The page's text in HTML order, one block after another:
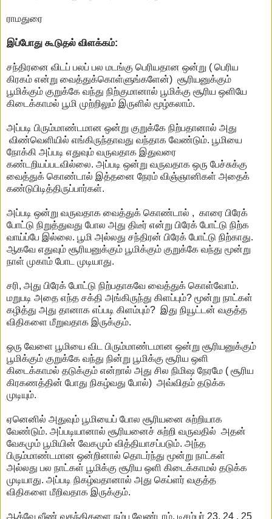
ராமதுரை
இப்போது கூடுதல் விளக்கம்:
சந்திரனை விடப் பலப் பல மடங்கு பெரியதான ஒன்று ( பெரிய
கிரகம் என்று வைத்துக்கொள்ளுங்களேன்) சூரியனுக்கும்
பூமிக்கும் குறுக்கே வந்து நிற்குமானால் பூமிக்கு சூரிய ஒளியே
கிடைக்காமல் பூமி முற்றிலும் இருளில் மூழ்கலாம்.
அப்படி பிரும்மாண்டமான ஒன்று குறுக்கே நிற்பதானால் அது
விண்வெளியில் எங்கிருந்தாவது வந்தாக வேண்டும். பூமியை
நோக்கி அப்படி எதுவும் வருவதாக இதுவரை
கண்டறியப்படவில்லை. அப்படி ஒன்று வருவதாக ஒரு பேச்சுக்கு
வைத்துக் கொண்டால் இத்தனை நேரம் விஞ்ஞானிகள் அதைக்
கண்டுபிடித்திருப்பார்கள்.
அப்படி ஒன்று வருவதாக வைத்துக் கொண்டால் , காரை பிரேக்
போட்டு நிறுத்துவது போல அது திடீர் என்று பிரேக் போட்டு நிற்க
வாய்ப்பே இல்லை. பூமி அல்லது சந்திரன் பிரேக் போட்டு நிற்காது.
ஆகவே எதுவும் சூரியனுக்கும் பூமிக்கும் குறுக்கே வந்து மூன்று
நாள் முகாம் போட முடியாது.
சரி, அது பிரேக் போட்டு நிற்பதாகவே வைத்துக் கொள்வோம்.
மறுபடி அதை எந்த சக்தி அங்கிருந்து கிளப்பும்? மூன்று நாட்கள்
கழித்து அது தானாக எப்படி கிளம்பும்? இது நியூட்டன் வகுத்த
விதிகளை மீறுவதாக இருக்கும்.
ஒரு வேளை பூமியை விட பிரும்மாண்டமான ஒன்று சூரியனுக்கும்
பூமிக்கும் குறுக்கே வந்து நின்று பூமிக்கு சூரிய ஒளி
கிடைக்காமல் தடுக்கும் என்றால் அது சில நிமிஷ நேரமே ( சூரிய
கிரகணத்தின் போது நிகழ்வது போல்) அவ்விதம் தடுக்க
முடியும்.
ஏனெனில் அதுவும் பூமியைப் போல சூரியனை சுற்றியாக
வேண்டும். அப்படியானால் சூரியனைச் சுற்றி வருவதில் அதன்
வேகமும் பூமியின் வேகமும் வித்தியாசப்படும். அந்த
பிரும்மாண்டமான ஒன்றினால் தொடர்ந்து மூன்று நாட்கள்
அல்லது பல நாட்கள் பூமிக்கு சூரிய ஒளி கிடைக்காமல் தடுக்க
முடியாது. அப்படி நிகழ்வதானால் அது கெப்ளர் வகுத்த
விதிகளை மீறிவதாக இருக்கும்.
ஆக்வே வீண் வதந்திகளை நம்ப வேண்டாம். டிசம்பர் 23, 24 , 25